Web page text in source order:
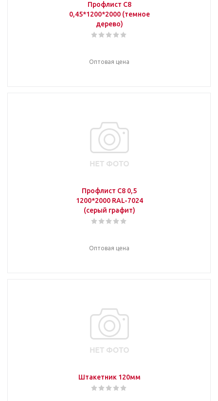
Профлист С8
0,45*1200*2000 (темное
дерево)
Оптовая цена
Профлист С8 0,5
1200*2000 RAL-7024
(серый графит)
Оптовая цена
Штакетник 120мм